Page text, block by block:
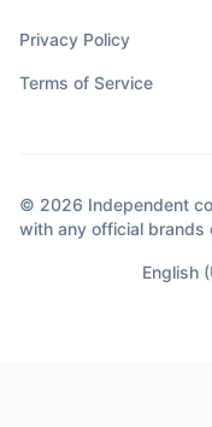
Privacy Policy
Terms of Service
© 2026 Independent
with any official brands
English